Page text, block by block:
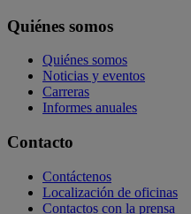
Quiénes somos
Quiénes somos
Noticias y eventos
Carreras
Informes anuales
Contacto
Contáctenos
Localización de oficinas
Contactos con la prensa